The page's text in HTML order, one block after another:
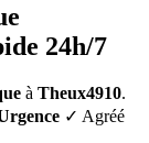
24h/7
à Theux4910.
✓ Agréé